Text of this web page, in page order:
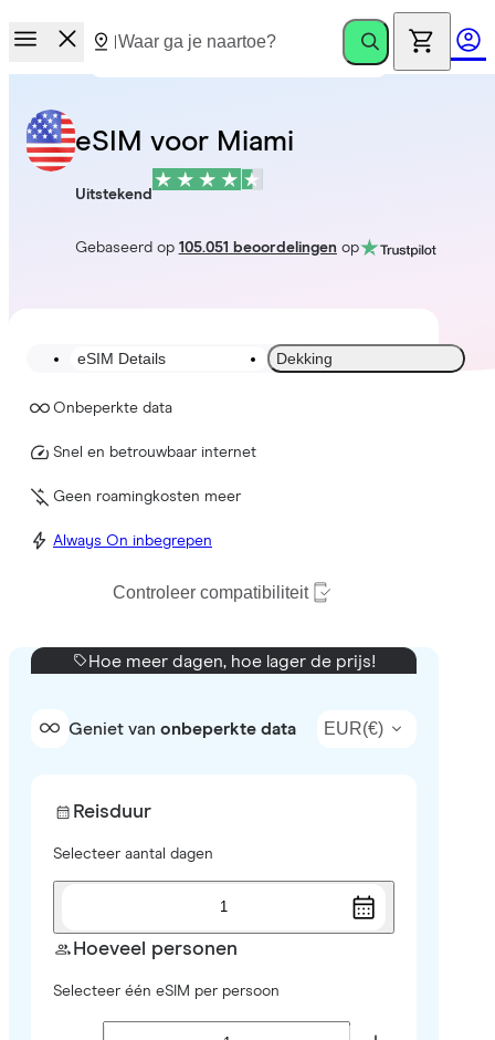
eSIM voor Miami
Uitstekend
Gebaseerd op 105.051 beoordelingen op
eSIM Details Dekking
Onbeperkte data
Snel en betrouwbaar internet
Geen roamingkosten meer
Always On inbegrepen
Controleer compatibiliteit
Hoe meer dagen, hoe lager de prijs!
Geniet van onbeperkte data EUR(€)
Reisduur
Selecteer aantal dagen
1
Hoeveel personen
Selecteer één eSIM per persoon